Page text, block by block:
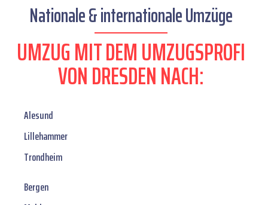
Nationale & internationale Umzüge
UMZUG MIT DEM UMZUGSPROFI
VON DRESDEN NACH:
Alesund
Lillehammer
Trondheim
Bergen